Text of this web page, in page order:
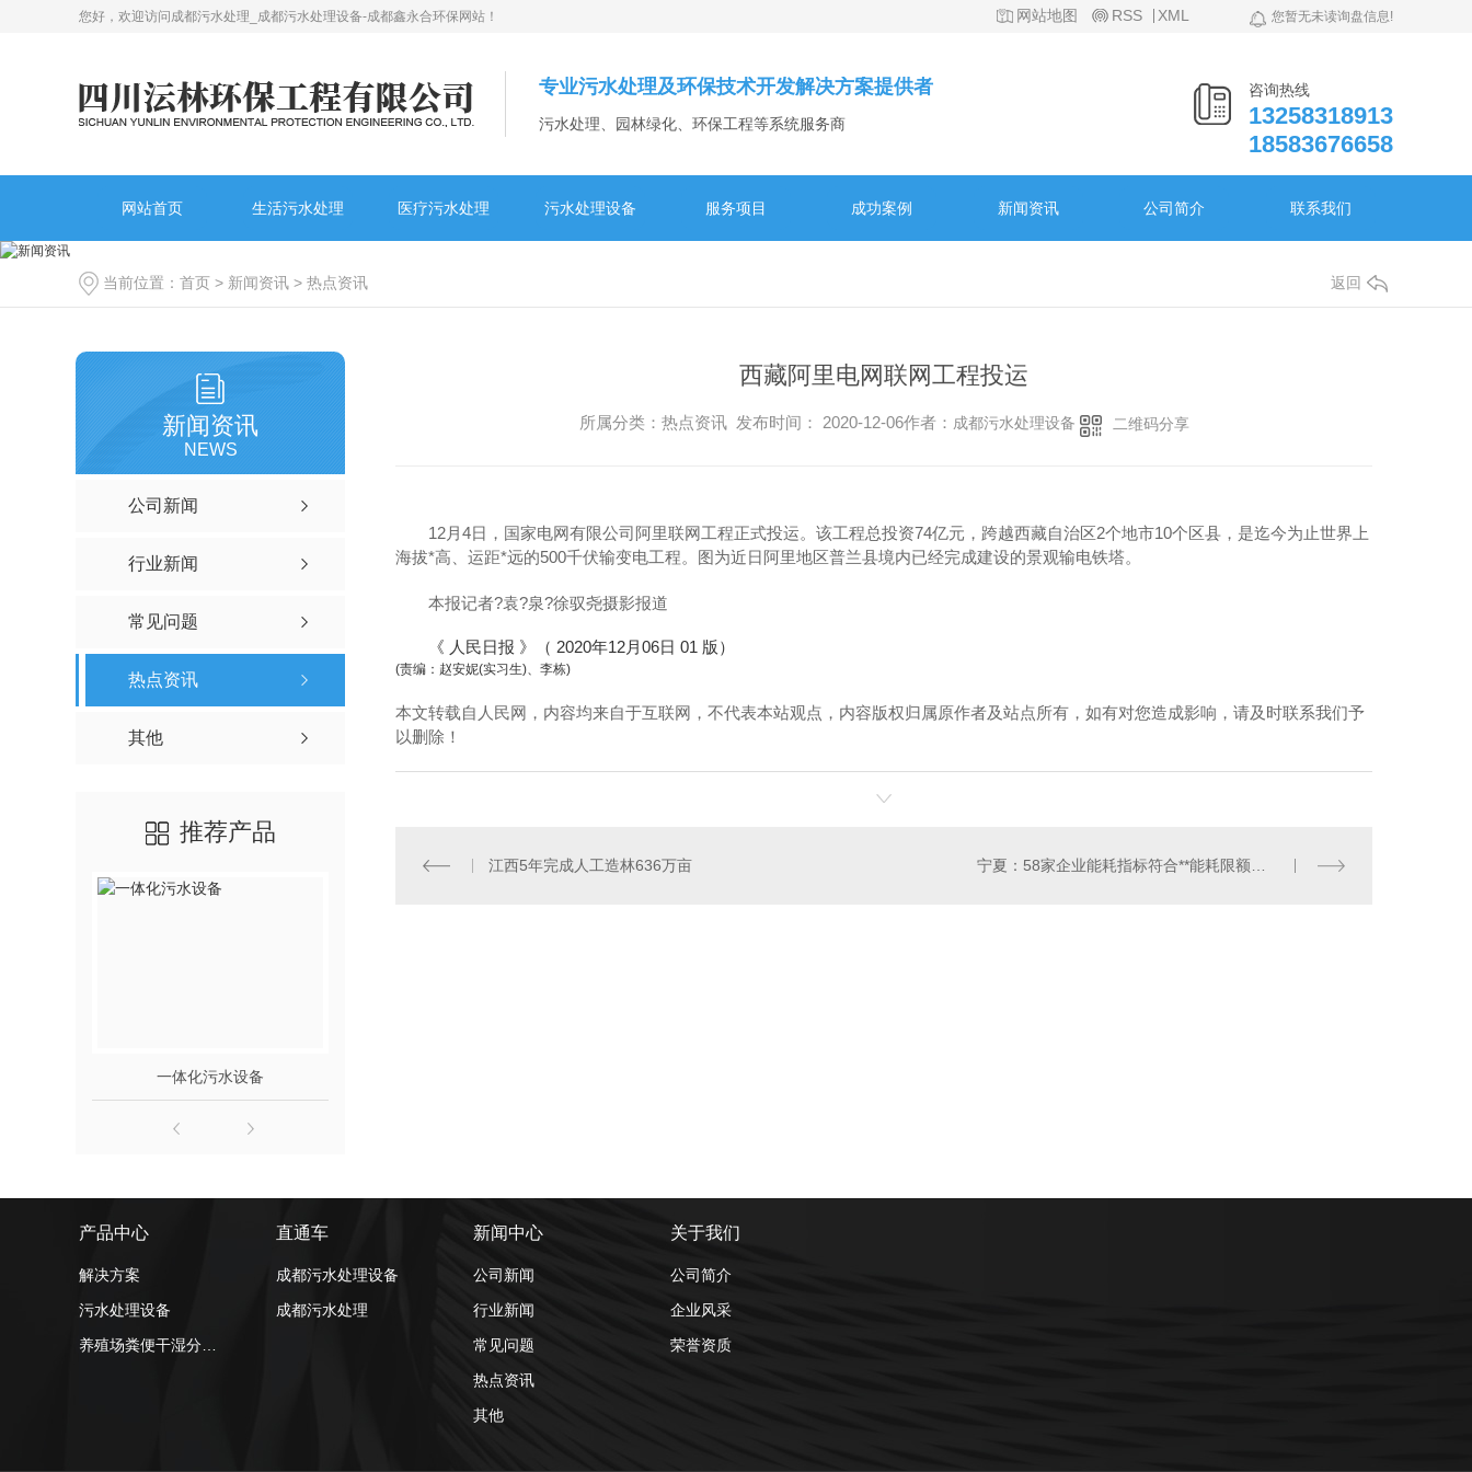
您好，欢迎访问成都污水处理_成都污水处理设备-成都鑫永合环保网站！ 网站地图 RSS XML 您暂无未读询盘信息!
专业污水处理及环保技术开发解决方案提供者
污水处理、园林绿化、环保工程等系统服务商
咨询热线
13258318913
18583676658
网站首页 生活污水处理 医疗污水处理 污水处理设备 服务项目 成功案例 新闻资讯 公司简介 联系我们
当前位置： 首页 > 新闻资讯 > 热点资讯 返回
新闻资讯
NEWS
公司新闻
行业新闻
常见问题
热点资讯
其他
推荐产品
一体化污水设备
西藏阿里电网联网工程投运
所属分类：热点资讯 发布时间： 2020-12-06作者： 成都污水处理设备 二维码分享
12月4日，国家电网有限公司阿里联网工程正式投运。该工程总投资74亿元，跨越西藏自治区2个地市10个区县，是迄今为止世界上
海拔*高、运距*远的500千伏输变电工程。图为近日阿里地区普兰县境内已经完成建设的景观输电铁塔。
本报记者?袁?泉?徐驭尧摄影报道
《 人民日报 》（ 2020年12月06日 01 版）
(责编：赵安妮(实习生)、李栋)
本文转载自人民网，内容均来自于互联网，不代表本站观点，内容版权归属原作者及站点所有，如有对您造成影响，请及时联系我们予
以删除！
江西5年完成人工造林636万亩 宁夏：58家企业能耗指标符合**能耗限额标准规定
产品中心
解决方案
污水处理设备
直通车
成都污水处理设备
成都污水处理
新闻中心
公司新闻
行业新闻
常见问题
热点资讯
其他
关于我们
公司简介
企业风采
荣誉资质